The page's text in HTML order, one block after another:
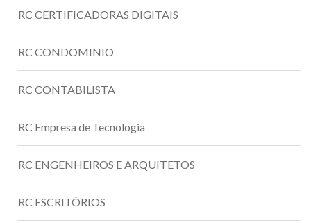
RC CERTIFICADORAS DIGITAIS
RC CONDOMINIO
RC CONTABILISTA
RC Empresa de Tecnologia
RC ENGENHEIROS E ARQUITETOS
RC ESCRITÓRIOS